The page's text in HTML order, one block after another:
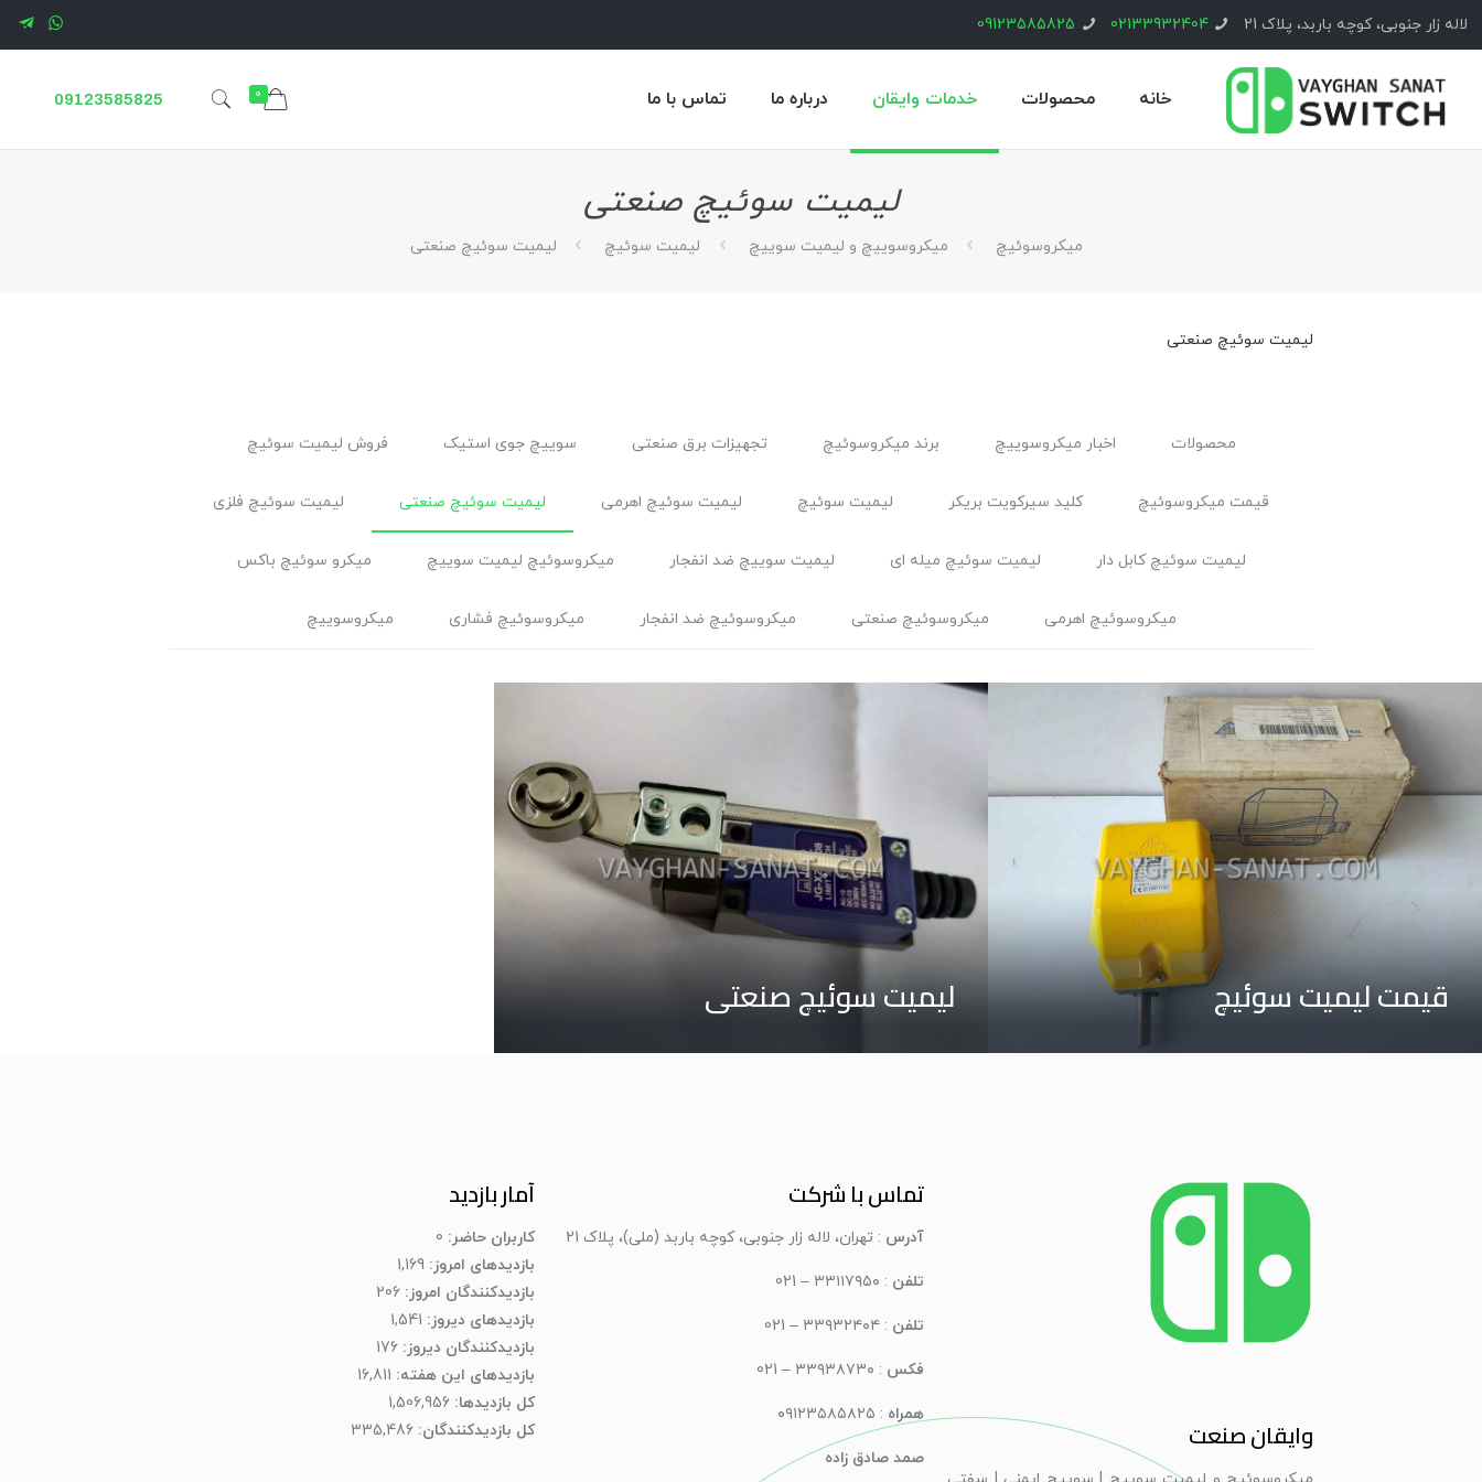
لاله زار جنوبی، کوچه باربد، پلاک 21 02133932404
09123585825
خانه محصولات خدمات وایقان درباره ما تماس با ما 0
09123585825
لیمیت سوئیچ صنعتی
ميكروسوئيچ میکروسوییچ و لیمیت سوییچ لیمیت سوئیچ لیمیت سوئیچ صنعتی
لیمیت سوئیچ صنعتی
محصولات اخبار ميكروسوييچ برند میکروسوئیچ تجهیزات برق صنعتی سوییچ جوی استیک فروش لیمیت سوئیچ
قیمت میکروسوئیچ کلید سیرکویت بریکر لیمیت سوئیچ لیمیت سوئیچ اهرمی لیمیت سوئیچ صنعتی لیمیت سوئیچ فلزی
لیمیت سوئیچ کابل ‌دار لیمیت سوئیچ میله ای لیمیت سوییچ ضد انفجار ميكروسوئيچ ليميت سوييچ میکرو سوئیچ باکس
میکروسوئیچ اهرمی میکروسوئیچ صنعتی میکروسوئیچ ضد انفجار میکروسوئیچ فشاری میکروسوییچ
قیمت لیمیت سوئیچ لیمیت سوئیچ صنعتی
وایقان صنعت
تماس با شرکت
آدرس : تهران، لاله زار جنوبی، کوچه باربد (ملی)، پلاک 21
تلفن : ۳۳۱۱۷۹۵۰ – 021
تلفن : ۳۳۹۳۲۴۰۴ – 021
فکس : ۳۳۹۳۸۷۳۰ – 021
همراه : ۰۹۱۲۳۵۸۵۸۲۵
صمد صادق زاده
آمار بازدید
کاربران حاضر: 0
بازدیدهای امروز:1,169
بازدیدکنندگان امروز:206
بازدیدهای دیروز: 1,541
بازدیدکنندگان دیروز:176
بازدیدهای این هفته: 16,811
کل بازدیدها:1,506,956
کل بازدیدکنند‌گان:335,486